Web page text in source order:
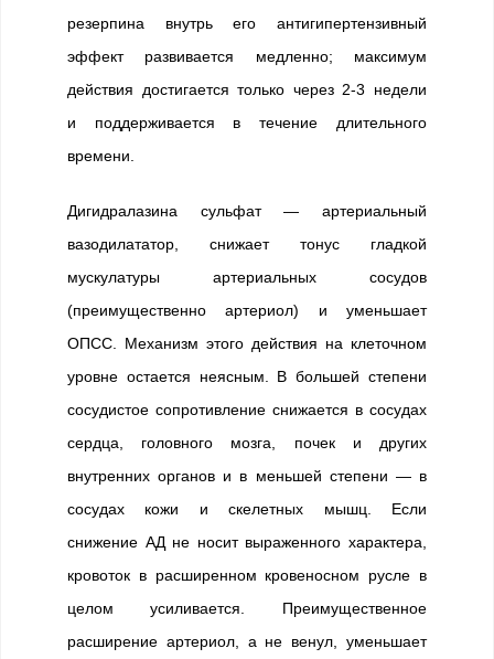
резерпина внутрь его антигипертензивный
эффект развивается медленно; максимум
действия достигается только через 2-3 недели
и поддерживается в течение длительного
времени.
Дигидралазина сульфат — артериальный
вазодилататор, снижает тонус гладкой
мускулатуры артериальных сосудов
(преимущественно артериол) и уменьшает
ОПСС. Механизм этого действия на клеточном
уровне остается неясным. В большей степени
сосудистое сопротивление снижается в сосудах
сердца, головного мозга, почек и других
внутренних органов и в меньшей степени — в
сосудах кожи и скелетных мышц. Если
снижение АД не носит выраженного характера,
кровоток в расширенном кровеносном русле в
целом усиливается. Преимущественное
расширение артериол, а не венул, уменьшает